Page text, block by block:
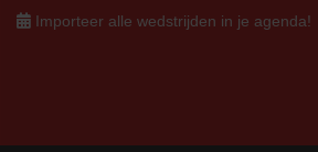
Importeer alle wedstrijden in je agenda!